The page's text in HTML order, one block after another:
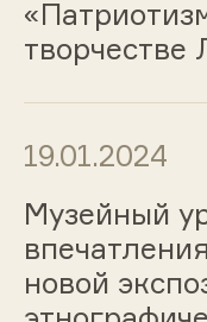
творчестве
19.01.2024
Музейный
новой